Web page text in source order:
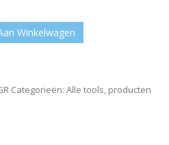
Winkelwagen
Categorieën: Alle tools, producten